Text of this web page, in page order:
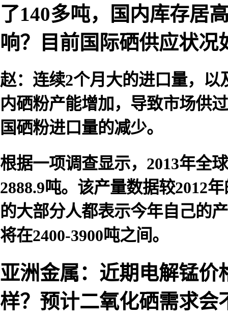
了140多吨，国内库存居
响？目前国际硒供应状况
赵：连续2个月大的进口量，
内硒粉产能增加，导致市场供
国硒粉进口量的减少。
根据一项调查显示，2013年全
2888.9吨。该产量数据较2012
的大部分人都表示今年自己的
将在2400-3900吨之间。
亚洲金属：近期电解锰价
样？预计二氧化硒需求会